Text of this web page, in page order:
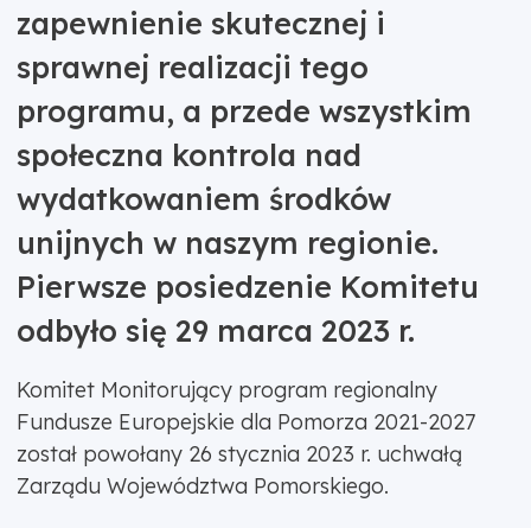
zapewnienie skutecznej i
sprawnej realizacji tego
programu, a przede wszystkim
społeczna kontrola nad
wydatkowaniem środków
unijnych w naszym regionie.
Pierwsze posiedzenie Komitetu
odbyło się 29 marca 2023 r.
Komitet Monitorujący program regionalny
Fundusze Europejskie dla Pomorza 2021-2027
został powołany 26 stycznia 2023 r. uchwałą
Zarządu Województwa Pomorskiego.